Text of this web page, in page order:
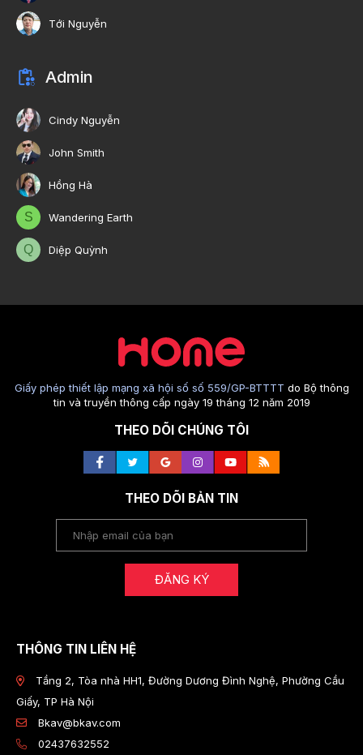
Tới Nguyễn
Admin
Cindy Nguyễn
John Smith
Hồng Hà
S Wandering Earth
Q Diệp Quỳnh
Giấy phép thiết lập mạng xã hội số số 559/GP-BTTTT do Bộ thông
tin và truyền thông cấp ngày 19 tháng 12 năm 2019
THEO DÕI CHÚNG TÔI
THEO DÕI BẢN TIN
ĐĂNG KÝ
THÔNG TIN LIÊN HỆ
Tầng 2, Tòa nhà HH1, Đường Dương Đình Nghệ, Phường Cầu
Giấy, TP Hà Nội
Bkav@bkav.com
02437632552